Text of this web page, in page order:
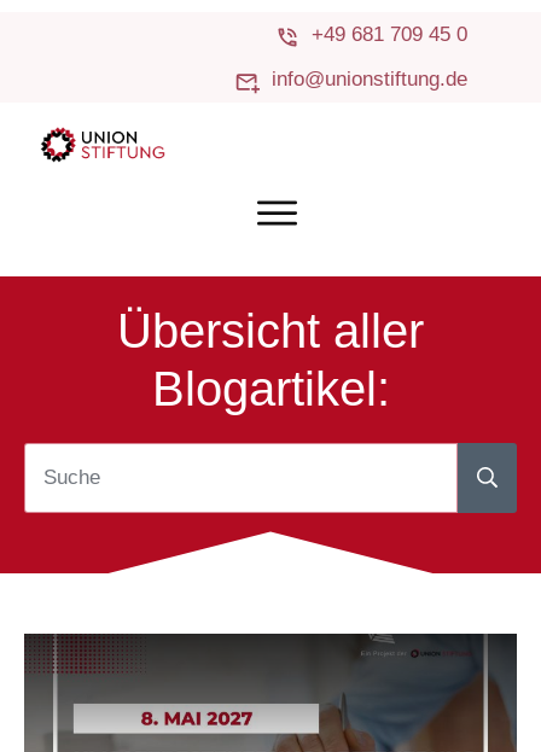
+49 681 709 45 0
info@unionstiftung.de
Übersicht aller
Blogartikel: